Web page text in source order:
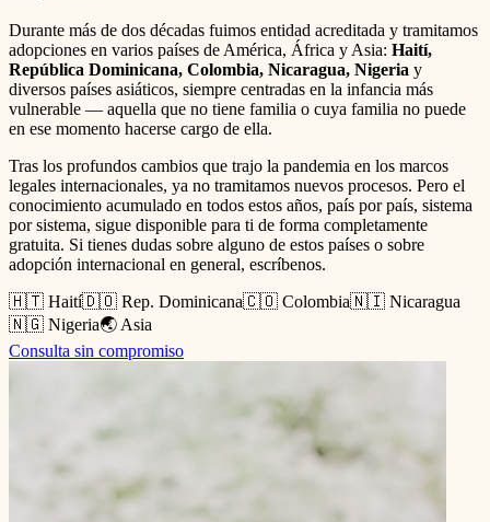
Durante más de dos décadas fuimos entidad acreditada y tramitamos
adopciones en varios países de América, África y Asia: Haití,
República Dominicana, Colombia, Nicaragua, Nigeria y
diversos países asiáticos, siempre centradas en la infancia más
vulnerable — aquella que no tiene familia o cuya familia no puede
en ese momento hacerse cargo de ella.
Tras los profundos cambios que trajo la pandemia en los marcos
legales internacionales, ya no tramitamos nuevos procesos. Pero el
conocimiento acumulado en todos estos años, país por país, sistema
por sistema, sigue disponible para ti de forma completamente
gratuita. Si tienes dudas sobre alguno de estos países o sobre
adopción internacional en general, escríbenos.
🇭🇹 Haití🇩🇴 Rep. Dominicana🇨🇴 Colombia🇳🇮 Nicaragua
🇳🇬 Nigeria🌏 Asia
Consulta sin compromiso